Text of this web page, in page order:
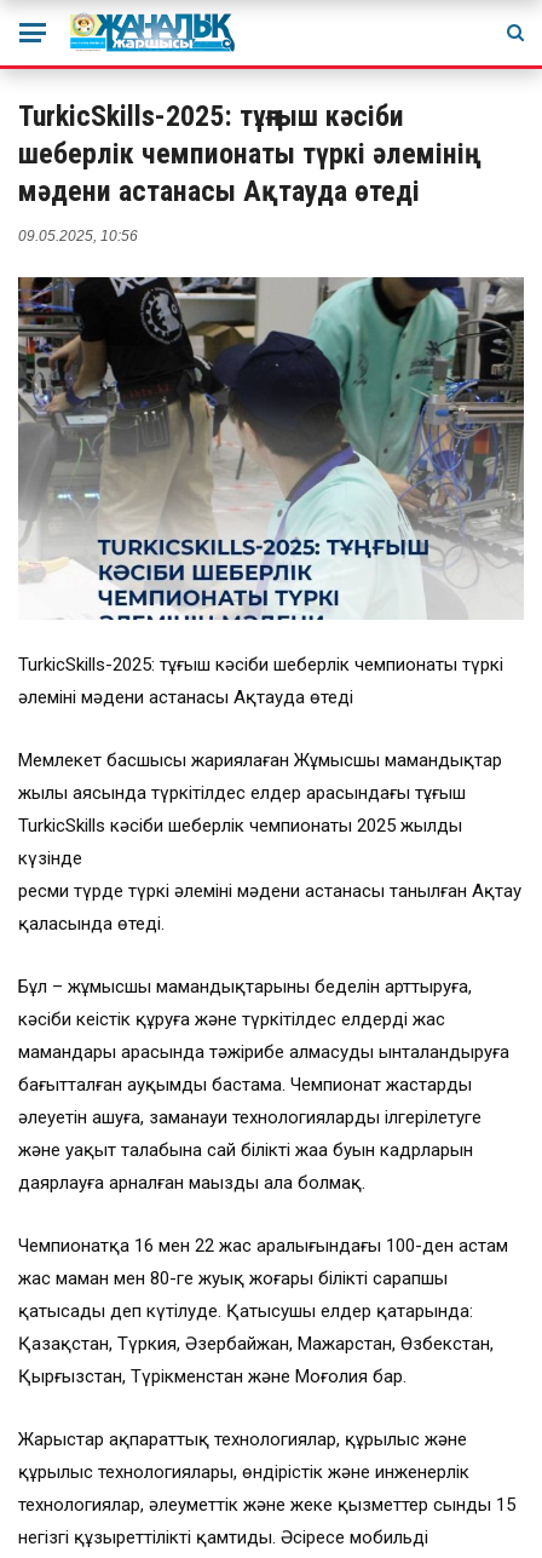
TurkicSkills-2025: тұңғыш кәсіби
шеберлік чемпионаты түркі әлемінің
мәдени астанасы Ақтауда өтеді
09.05.2025, 10:56
TurkicSkills-2025: тұңғыш кәсіби шеберлік чемпионаты түркі
әлемінің мәдени астанасы Ақтауда өтеді
Мемлекет басшысы жариялаған Жұмысшы мамандықтар
жылы аясында түркітілдес елдер арасындағы тұңғыш
TurkicSkills кәсіби шеберлік чемпионаты 2025 жылдың
күзінде
ресми түрде түркі әлемінің мәдени астанасы танылған Ақтау
қаласында өтеді.
Бұл – жұмысшы мамандықтарының беделін арттыруға,
кәсіби кеңістік құруға және түркітілдес елдердің жас
мамандары арасында тәжірибе алмасуды ынталандыруға
бағытталған ауқымды бастама. Чемпионат жастардың
әлеуетін ашуға, заманауи технологияларды ілгерілетуге
және уақыт талабына сай білікті жаңа буын кадрларын
даярлауға арналған маңызды алаң болмақ.
Чемпионатқа 16 мен 22 жас аралығындағы 100-ден астам
жас маман мен 80-ге жуық жоғары білікті сарапшы
қатысады деп күтілуде. Қатысушы елдер қатарында:
Қазақстан, Түркия, Әзербайжан, Мажарстан, Өзбекстан,
Қырғызстан, Түрікменстан және Моңғолия бар.
Жарыстар ақпараттық технологиялар, құрылыс және
құрылыс технологиялары, өндірістік және инженерлік
технологиялар, әлеуметтік және жеке қызметтер сынды 15
негізгі құзыреттілікті қамтиды. Әсіресе мобильді